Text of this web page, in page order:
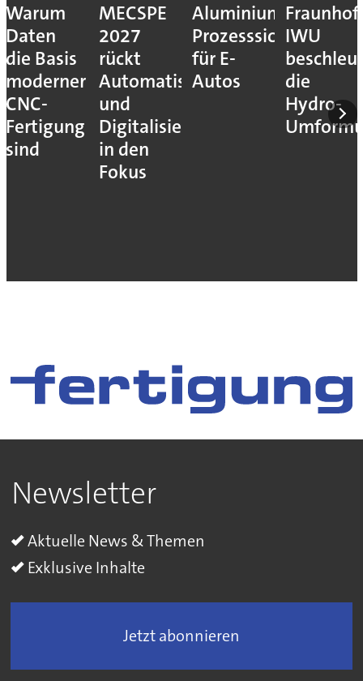
Warum
Daten
die Basis
moderner
CNC-
Fertigung
sind
MECSPE
2027
rückt
Automatisierung
und
Digitalisierung
in den
Fokus
Prozesssicher
für E-
Autos
IWU
die
Hydro-
Newsletter
Aktuelle News & Themen
Exklusive Inhalte
Jetzt abonnieren